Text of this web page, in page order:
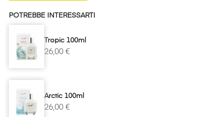
POTREBBE INTERESSARTI
Tropic 100ml
26,00 €
Arctic 100ml
26,00 €